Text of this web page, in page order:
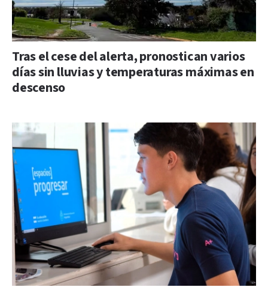
Tras el cese del alerta, pronostican varios
días sin lluvias y temperaturas máximas en
descenso